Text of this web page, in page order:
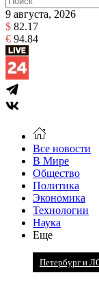
9 августа, 2026
$ 82.17
€ 94.84
Все новости
В Мире
Общество
Политика
Экономика
Технологии
Наука
Еще
Петербург и